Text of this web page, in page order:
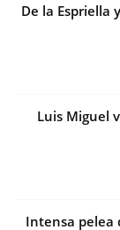
De la Espriella
Luis Miguel
Intensa pelea